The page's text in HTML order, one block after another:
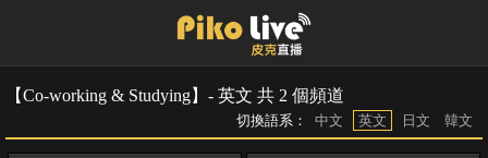
【Co-working & Studying】- 英文 共 2 個頻道
切換語系： 中文 英文 日文 韓文